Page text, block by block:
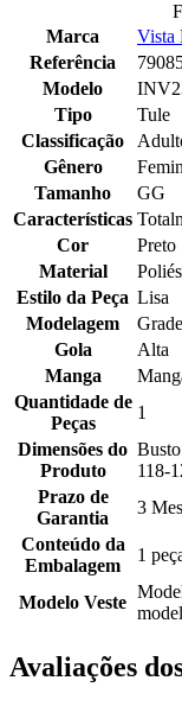
Marca
Vista
Referência
Modelo
Tipo
Tule
Classificação
Gênero
Tamanho
GG
Características
Cor
Preto
Material
Estilo da Peça Lisa
Modelagem
Gola
Alta
Manga
Quantidade de
Peças
1
Dimensões do
Produto
118-
Prazo de
Garantia
3
Conteúdo da
Embalagem
1
Modelo Veste
Avaliações